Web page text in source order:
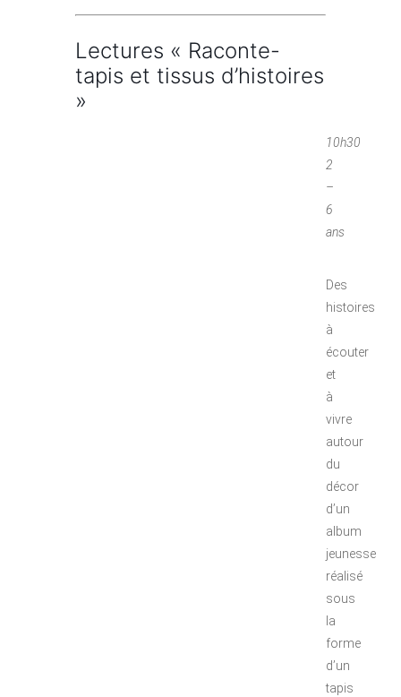
Lectures « Raconte-
tapis et tissus d’histoires
»
10h30
2
–
6
ans
Des
histoires
à
écouter
et
à
vivre
autour
du
décor
d’un
album
jeunesse
réalisé
sous
la
forme
d’un
tapis